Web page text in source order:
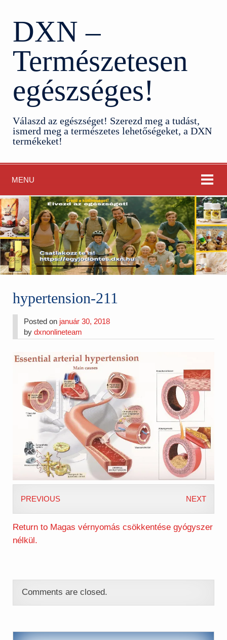
DXN –
Természetesen
egészséges!
Válaszd az egészséget! Szerezd meg a tudást,
ismerd meg a természetes lehetőségeket, a DXN
termékeket!
MENU
hypertension-211
Posted on január 30, 2018
bydxnonlineteam
PREVIOUS NEXT
Return to Magas vérnyomás csökkentése gyógyszer
nélkül.
Comments are closed.